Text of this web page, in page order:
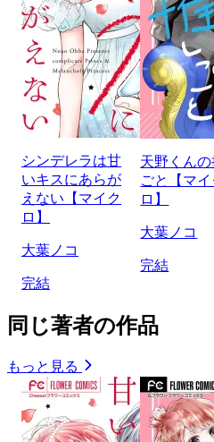
シンデレラは甘
いキスにあらが
えない【マイク
ロ】
大葉ノコ
完結
天野くんの
ごと【マイ
ロ】
大葉ノコ
完結
同じ著者の作品
もっと見る